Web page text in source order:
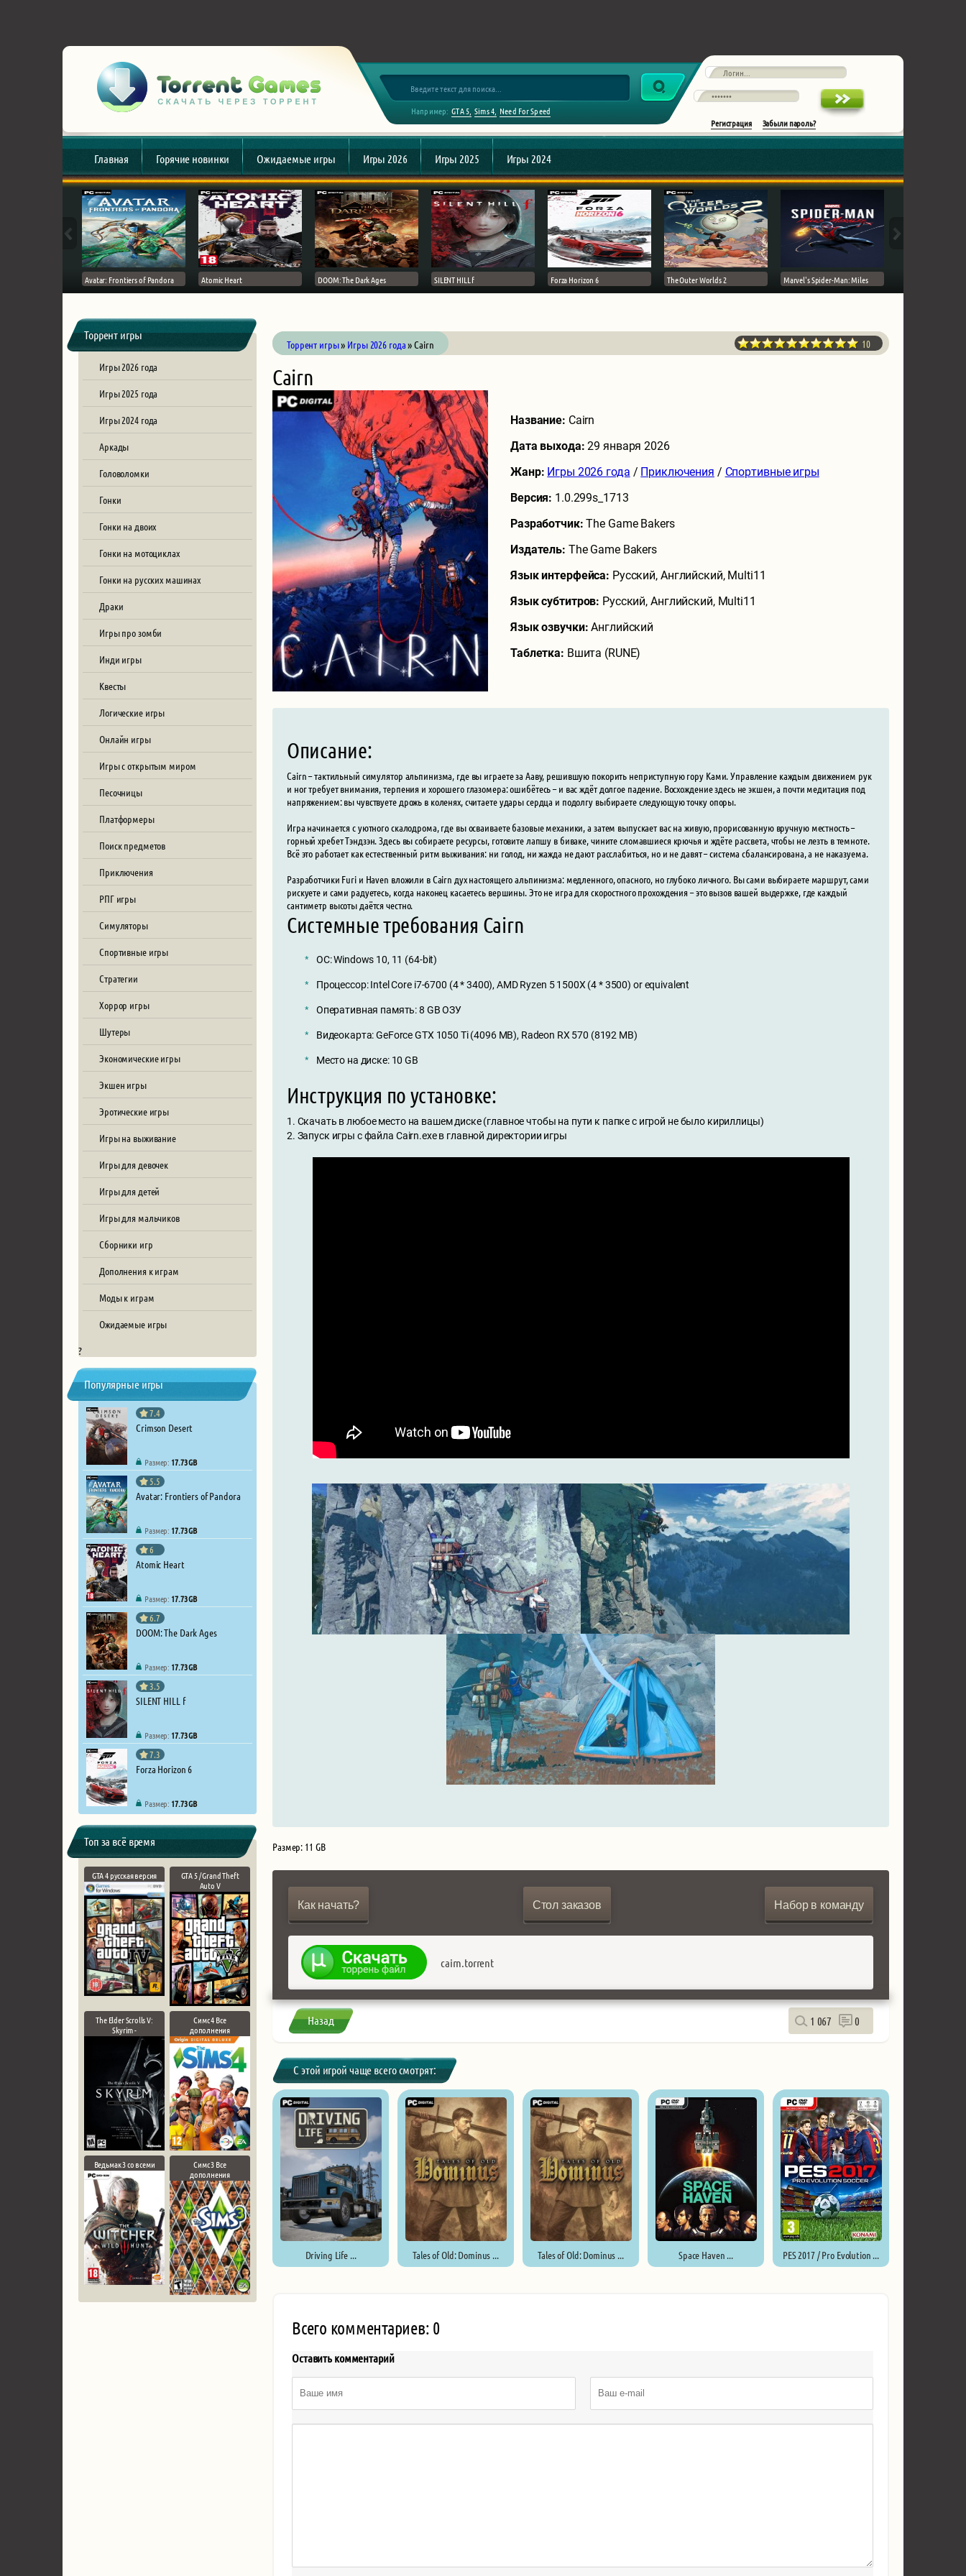
Например: GTA 5 Sims 4 Need For Speed
Регистрация
Забыли пароль?
Главная Горячие новинки Ожидаемые игры Игры 2026 Игры 2025 Игры 2024
Avatar: Frontiers of Pandora Atomic Heart DOOM: The Dark Ages SILENT HILL f Forza Horizon 6 The Outer Worlds 2 Marvel's Spider-Man: Miles
Торрент игры
Игры 2026 года
Игры 2025 года
Игры 2024 года
Аркады
Головоломки
Гонки
Гонки на двоих
Гонки на мотоциклах
Гонки на русских машинах
Драки
Игры про зомби
Инди игры
Квесты
Логические игры
Онлайн игры
Игры с открытым миром
Песочницы
Платформеры
Поиск предметов
Приключения
РПГ игры
Симуляторы
Спортивные игры
Стратегии
Хоррор игры
Шутеры
Экономические игры
Экшен игры
Эротические игры
Игры на выживание
Игры для девочек
Игры для детей
Игры для мальчиков
Сборники игр
Дополнения к играм
Моды к играм
Ожидаемые игры
?
Популярные игры
7.4
Crimson Desert
Размер: 17.73 GB
5.5
Avatar: Frontiers of Pandora
Размер: 17.73 GB
6
Atomic Heart
Размер: 17.73 GB
6.7
DOOM: The Dark Ages
Размер: 17.73 GB
3.5
SILENT HILL f
Размер: 17.73 GB
7.3
Forza Horizon 6
Размер: 17.73 GB
Топ за всё время
GTA 4 русская версия
GTA 5 / Grand Theft
Auto V
The Elder Scrolls V:
Skyrim -
Симс 4 Все
дополнения
Ведьмак 3 со всеми
Симс 3 Все
дополнения
Торрент игры» Игры 2026 года» Cairn 10
Cairn
Название: Cairn
Дата выхода:29 января 2026
Жанр: Игры 2026 года / Приключения / Спортивные игры
Версия: 1.0.299s_1713
Разработчик:The Game Bakers
Издатель: The Game Bakers
Язык интерфейса: Русский, Английский, Multi11
Язык субтитров: Русский, Английский, Multi11
Язык озвучки:Английский
Таблетка: Вшита (RUNE)
Описание:
Cairn – тактильный симулятор альпинизма, где вы играете за Ааву, решившую покорить неприступную гору Ками. Управление каждым движением рук
и ног требует внимания, терпения и хорошего глазомера: ошибётесь – и вас ждёт долгое падение. Восхождение здесь не экшен, а почти медитация под
напряжением: вы чувствуете дрожь в коленях, считаете удары сердца и подолгу выбираете следующую точку опоры.
Игра начинается с уютного скалодрома, где вы осваиваете базовые механики, а затем выпускает вас на живую, прорисованную вручную местность –
горный хребет Тэндзэн. Здесь вы собираете ресурсы, готовите лапшу в биваке, чините сломавшиеся крючья и ждёте рассвета, чтобы не лезть в темноте.
Всё это работает как естественный ритм выживания: ни голод, ни жажда не дают расслабиться, но и не давят – система сбалансирована, а не наказуема.
Разработчики Furi и Haven вложили в Cairn дух настоящего альпинизма: медленного, опасного, но глубоко личного. Вы сами выбираете маршрут, сами
рискуете и сами радуетесь, когда наконец касаетесь вершины. Это не игра для скоростного прохождения – это вызов вашей выдержке, где каждый
сантиметр высоты даётся честно.
Системные требования Cairn
ОС: Windows 10, 11 (64-bit)
Процессор: Intel Core i7-6700 (4 * 3400), AMD Ryzen 5 1500X (4 * 3500) or equivalent
Оперативная память: 8 GB ОЗУ
Видеокарта: GeForce GTX 1050 Ti (4096 MB), Radeon RX 570 (8192 MB)
Место на диске: 10 GB
Инструкция по установке:
1. Скачать в любое место на вашем диске (главное чтобы на пути к папке с игрой не было кириллицы)
2. Запуск игры с файла Cairn.exe в главной директории игры
Размер: 11 GB
Как начать? Стол заказов Набор в команду
cairn.torrent
Назад 1 067 0
С этой игрой чаще всего смотрят:
Driving Life ... Tales of Old: Dominus ... Tales of Old: Dominus ... Space Haven ... PES 2017 / Pro Evolution ...
Всего комментариев: 0
Оставить комментарий